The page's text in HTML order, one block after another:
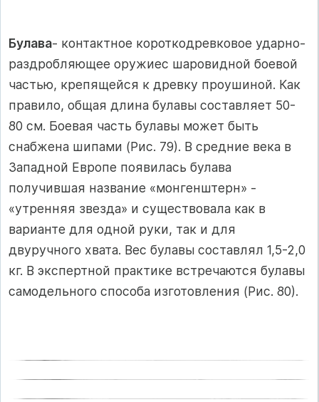
Булава- контактное короткодревковое ударно-
раздробляющее оружиес шаровидной боевой
частью, крепящейся к древку проушиной. Как
правило, общая длина булавы составляет 50-
80 см. Боевая часть булавы может быть
снабжена шипами (Рис. 79). В средние века в
Западной Европе появилась булава
получившая название «монгенштерн» -
«утренняя звезда» и существовала как в
варианте для одной руки, так и для
двуручного хвата. Вес булавы составлял 1,5-2,0
кг. В экспертной практике встречаются булавы
самодельного способа изготовления (Рис. 80).